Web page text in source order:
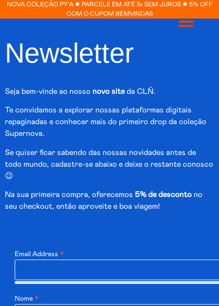
NOVA COLEÇÃO PY’A ✹ PARCELE EM ATÉ 3x SEM JUROS ✹ 5% OFF
COM O CUPOM BEMVINDA5
Newsletter
Seja bem-vinde ao nosso novo site da CLÑ.
Te convidamos a explorar nossas plataformas digitais
repaginadas e conhecer mais do primeiro drop da coleção
Supernova.
Se quiser ficar sabendo das nossas novidades antes de
todo mundo, cadastre-se abaixo e deixe o restante conosco
😉
Na sua primeira compra, oferecemos 5% de desconto no
seu checkout, então aproveite e boa viagem!
Email Address *
Nome *